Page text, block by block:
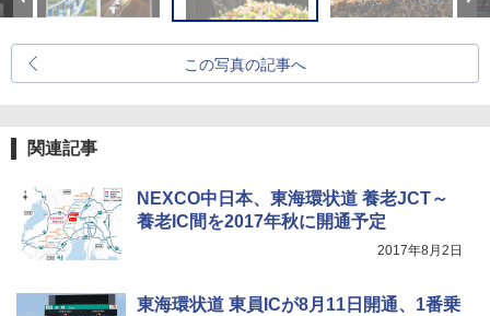
この写真の記事へ
関連記事
NEXCO中日本、東海環状道 養老JCT～
養老IC間を2017年秋に開通予定
2017年8月2日
東海環状道 東員ICが8月11日開通、1番乗